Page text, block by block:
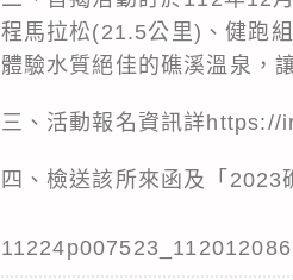
程馬拉松(21.5公里)、健跑
體驗水質絕佳的礁溪溫泉，
三、活動報名資訊詳
四、檢送該所來函及「2023